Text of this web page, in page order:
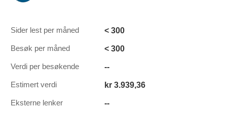
Sider lest per måned < 300
Besøk per måned < 300
Verdi per besøkende --
Estimert verdi kr 3.939,36
Eksterne lenker --